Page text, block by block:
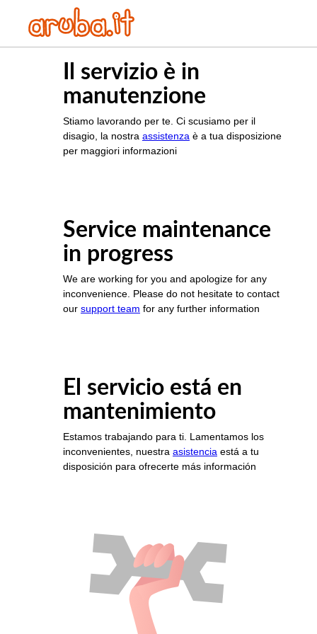
Il servizio è in
manutenzione
Stiamo lavorando per te. Ci scusiamo per il
disagio, la nostra assistenza è a tua disposizione
per maggiori informazioni
Service maintenance
in progress
We are working for you and apologize for any
inconvenience. Please do not hesitate to contact
our support team for any further information
El servicio está en
mantenimiento
Estamos trabajando para ti. Lamentamos los
inconvenientes, nuestra asistencia está a tu
disposición para ofrecerte más información